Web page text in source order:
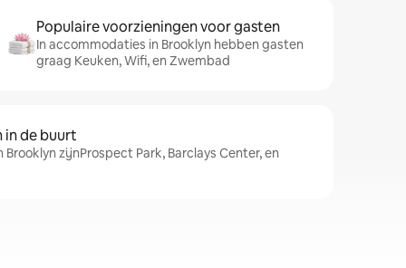
Populaire voorzieningen voor gasten
In accommodaties in Brooklyn hebben gasten
graag Keuken, Wifi, en Zwembad
in de buurt
zijnProspect Park, Barclays Center, en